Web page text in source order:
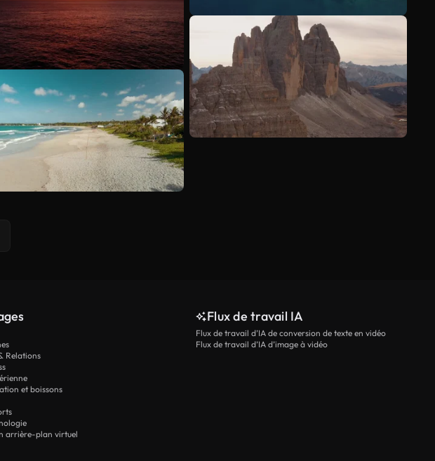
Relations
et boissons
arrière-plan virtuel
Flux de travail IA
Flux de travail d’IA de conversion de texte en vidéo
Flux de travail d’IA d’image à vidéo